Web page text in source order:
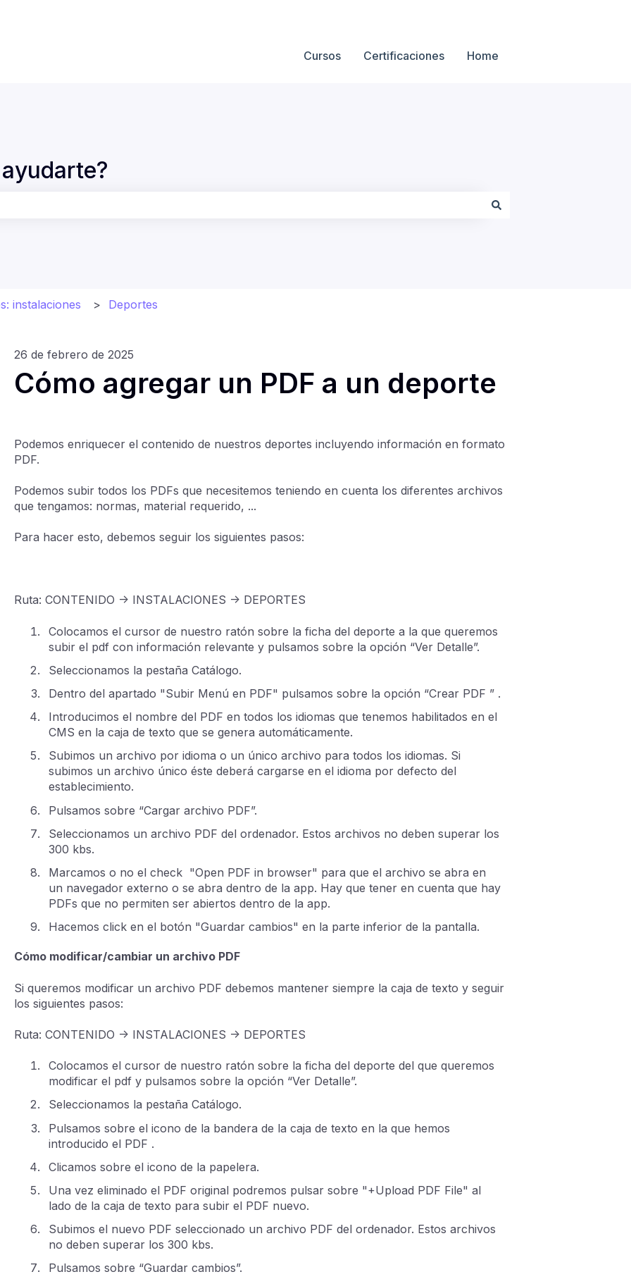
de
Cursos Certificaciones Home
instalaciones Deportes
26 de febrero de 2025
Cómo agregar un PDF a un deporte
Podemos enriquecer el contenido de nuestros deportes incluyendo información en formato
PDF.
Podemos subir todos los PDFs que necesitemos teniendo en cuenta los diferentes archivos
que tengamos: normas, material requerido, ...
Para hacer esto, debemos seguir los siguientes pasos:
Ruta: CONTENIDO -> INSTALACIONES -> DEPORTES
Colocamos el cursor de nuestro ratón sobre la ficha del deporte a la que queremos
subir el pdf con información relevante y pulsamos sobre la opción “Ver Detalle”.
Seleccionamos la pestaña Catálogo.
Dentro del apartado "Subir Menú en PDF" pulsamos sobre la opción “Crear PDF ” .
Introducimos el nombre del PDF en todos los idiomas que tenemos habilitados en el
CMS en la caja de texto que se genera automáticamente.
Subimos un archivo por idioma o un único archivo para todos los idiomas. Si
subimos un archivo único éste deberá cargarse en el idioma por defecto del
establecimiento.
Pulsamos sobre “Cargar archivo PDF”.
Seleccionamos un archivo PDF del ordenador. Estos archivos no deben superar los
300 kbs.
Marcamos o no el check "Open PDF in browser" para que el archivo se abra en
un navegador externo o se abra dentro de la app. Hay que tener en cuenta que hay
PDFs que no permiten ser abiertos dentro de la app.
Hacemos click en el botón "Guardar cambios" en la parte inferior de la pantalla.
Cómo modificar/cambiar un archivo PDF
Si queremos modificar un archivo PDF debemos mantener siempre la caja de texto y seguir
los siguientes pasos:
Ruta: CONTENIDO -> INSTALACIONES -> DEPORTES
Colocamos el cursor de nuestro ratón sobre la ficha del deporte del que queremos
modificar el pdf y pulsamos sobre la opción “Ver Detalle”.
Seleccionamos la pestaña Catálogo.
Pulsamos sobre el icono de la bandera de la caja de texto en la que hemos
introducido el PDF .
Clicamos sobre el icono de la papelera.
Una vez eliminado el PDF original podremos pulsar sobre "+Upload PDF File" al
lado de la caja de texto para subir el PDF nuevo.
Subimos el nuevo PDF seleccionado un archivo PDF del ordenador. Estos archivos
no deben superar los 300 kbs.
Pulsamos sobre “Guardar cambios”.